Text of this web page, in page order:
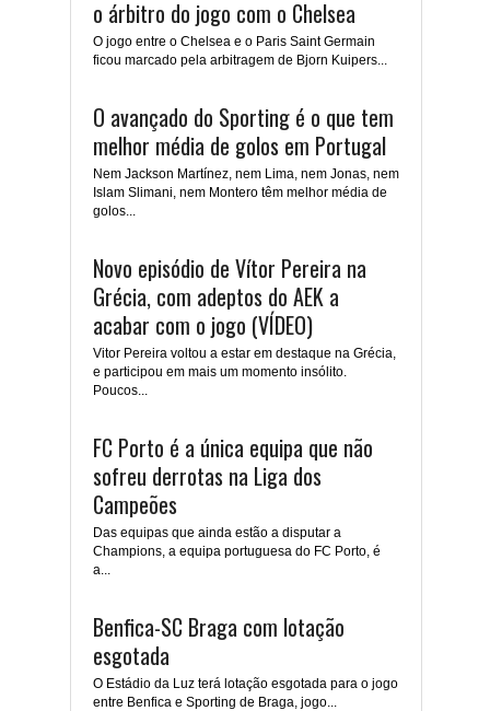
o árbitro do jogo com o Chelsea
O jogo entre o Chelsea e o Paris Saint Germain
ficou marcado pela arbitragem de Bjorn Kuipers...
O avançado do Sporting é o que tem
melhor média de golos em Portugal
Nem Jackson Martínez, nem Lima, nem Jonas, nem
Islam Slimani, nem Montero têm melhor média de
golos...
Novo episódio de Vítor Pereira na
Grécia, com adeptos do AEK a
acabar com o jogo (VÍDEO)
Vitor Pereira voltou a estar em destaque na Grécia,
e participou em mais um momento insólito.
Poucos...
FC Porto é a única equipa que não
sofreu derrotas na Liga dos
Campeões
Das equipas que ainda estão a disputar a
Champions, a equipa portuguesa do FC Porto, é
a...
Benfica-SC Braga com lotação
esgotada
O Estádio da Luz terá lotação esgotada para o jogo
entre Benfica e Sporting de Braga, jogo...